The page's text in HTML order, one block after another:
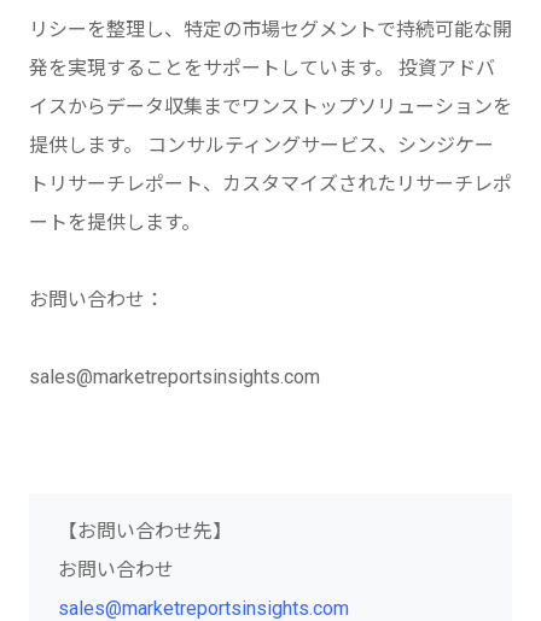
リシーを整理し、特定の市場セグメントで持続可能な開
発を実現することをサポートしています。 投資アドバ
イスからデータ収集までワンストップソリューションを
提供します。 コンサルティングサービス、シンジケー
トリサーチレポート、カスタマイズされたリサーチレポ
ートを提供します。
お問い合わせ：
sales@marketreportsinsights.com
【お問い合わせ先】
お問い合わせ
sales@marketreportsinsights.com